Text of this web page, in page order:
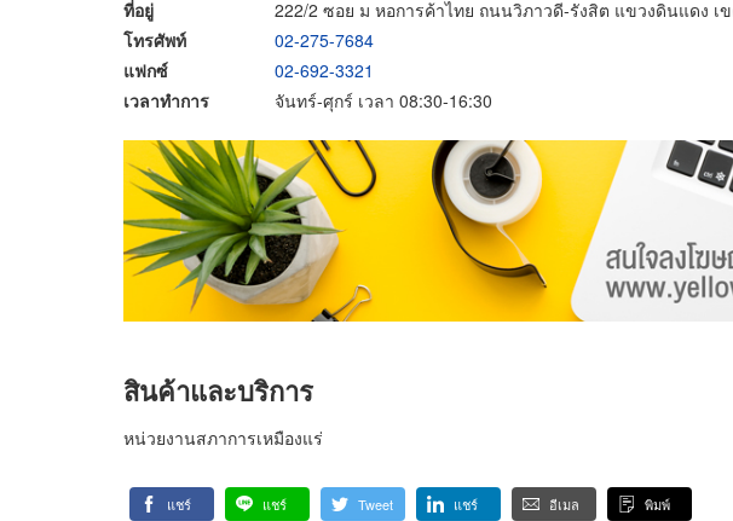
ที่อยู่
222/2 ซอย ม หอการค้าไทย ถนนวิภาวดี-รังสิต แขวงดินแดง เ
โทรศัพท์
02-275-7684
แฟกซ์
02-692-3321
เวลาทำการ
จันทร์-ศุกร์ เวลา 08:30-16:30
สินค้าและบริการ
หน่วยงานสภาการเหมืองแร่
แชร์ แชร์ Tweet แชร์ อีเมล พิมพ์